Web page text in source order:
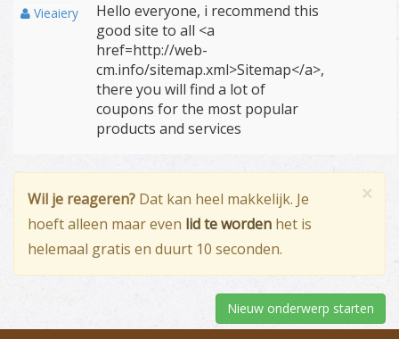
Vieaiery
Hello everyone, i recommend this
good site to all <a
href=http://web-
cm.info/sitemap.xml>Sitemap</a>,
there you will find a lot of
coupons for the most popular
products and services
×
Wil je reageren? Dat kan heel makkelijk. Je
hoeft alleen maar even lid te worden het is
helemaal gratis en duurt 10 seconden.
Nieuw onderwerp starten